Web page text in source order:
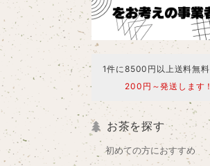
1件に8500円以上送料無料
200円～発送します！
お茶を探す
初めての方におすすめ